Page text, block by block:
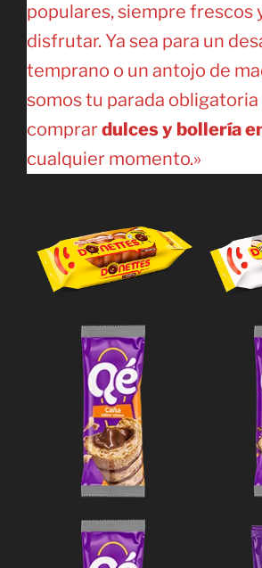
populares, siempre frescos
disfrutar. Ya sea para un
temprano o un antojo de
somos tu parada obligatoria
comprardulces y bollería
cualquier momento.»